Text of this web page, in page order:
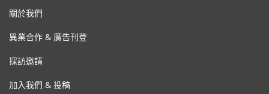
關於我們
異業合作 & 廣告刊登
採訪邀請
加入我們 & 投稿